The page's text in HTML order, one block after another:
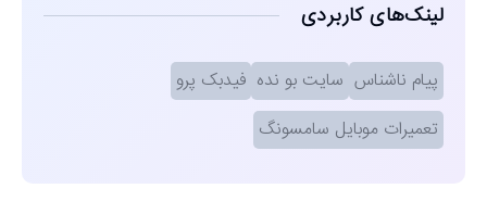
لینک‌های کاربردی
پیام ناشناس سایت بو نده فیدبک پرو
تعمیرات موبایل سامسونگ